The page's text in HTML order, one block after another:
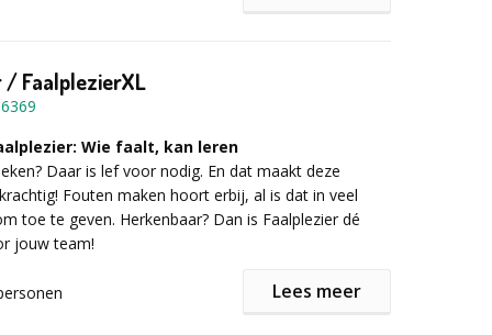
l'eau d'heure
informatie of een vrijblijvende offerte het
zakken ..., de vele proeven volgen elkaar op tijdens
leuke en spannende competitie.
/ FaalplezierXL
Wie faalt, kan leren
Daar is lef voor nodig. En dat maakt deze
Fouten maken hoort erbij, al is dat in veel
toe te geven. Herkenbaar? Dan is Faalplezier dé
jouw team!
Lees meer